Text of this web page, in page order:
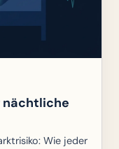
nächtliche
Wie jeder